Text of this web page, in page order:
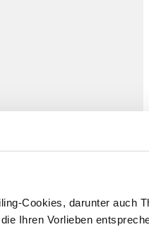
Cookies, darunter auch
Ihren Vorlieben